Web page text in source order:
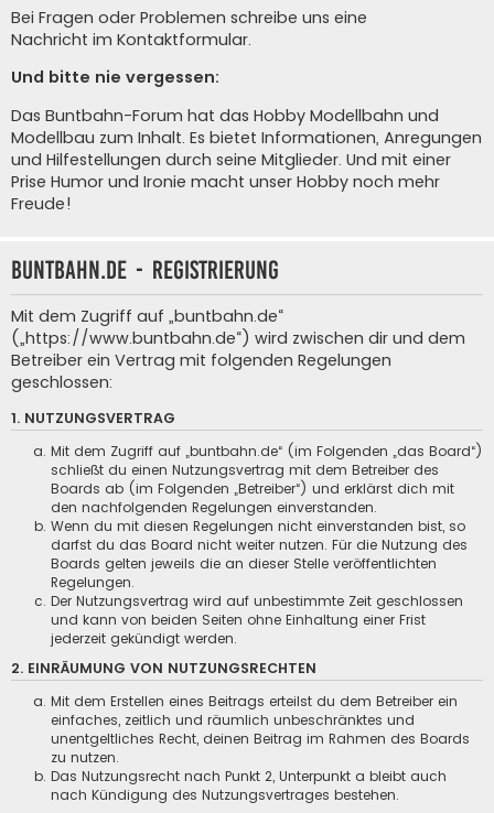
Bei Fragen oder Problemen schreibe uns eine
Nachricht im Kontaktformular.
Und bitte nie vergessen:
Das Buntbahn-Forum hat das Hobby Modellbahn und
Modellbau zum Inhalt. Es bietet Informationen, Anregungen
und Hilfestellungen durch seine Mitglieder. Und mit einer
Prise Humor und Ironie macht unser Hobby noch mehr
Freude!
buntbahn.de - Registrierung
Mit dem Zugriff auf „buntbahn.de“
(„https://www.buntbahn.de“) wird zwischen dir und dem
Betreiber ein Vertrag mit folgenden Regelungen
geschlossen:
1. NUTZUNGSVERTRAG
Mit dem Zugriff auf „buntbahn.de“ (im Folgenden „das Board“)
schließt du einen Nutzungsvertrag mit dem Betreiber des
Boards ab (im Folgenden „Betreiber“) und erklärst dich mit
den nachfolgenden Regelungen einverstanden.
Wenn du mit diesen Regelungen nicht einverstanden bist, so
darfst du das Board nicht weiter nutzen. Für die Nutzung des
Boards gelten jeweils die an dieser Stelle veröffentlichten
Regelungen.
Der Nutzungsvertrag wird auf unbestimmte Zeit geschlossen
und kann von beiden Seiten ohne Einhaltung einer Frist
jederzeit gekündigt werden.
2. EINRÄUMUNG VON NUTZUNGSRECHTEN
Mit dem Erstellen eines Beitrags erteilst du dem Betreiber ein
einfaches, zeitlich und räumlich unbeschränktes und
unentgeltliches Recht, deinen Beitrag im Rahmen des Boards
zu nutzen.
Das Nutzungsrecht nach Punkt 2, Unterpunkt a bleibt auch
nach Kündigung des Nutzungsvertrages bestehen.